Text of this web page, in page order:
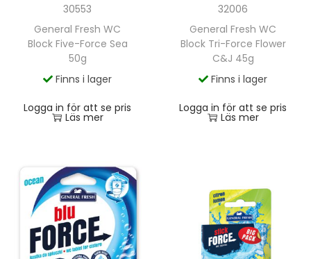
30553
General Fresh WC
Block Five-Force Sea
50g
Finns i lager
Logga in för att se pris
Läs mer
32006
General Fresh WC
Block Tri-Force Flower
C&J 45g
Finns i lager
Logga in för att se pris
Läs mer